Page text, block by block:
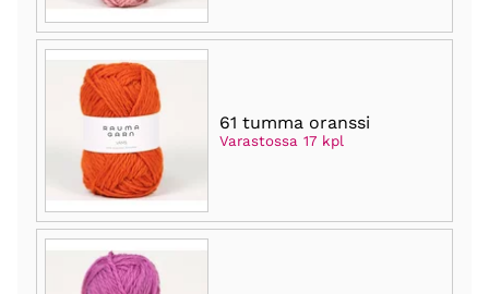
61 tumma oranssi
Varastossa 17 kpl